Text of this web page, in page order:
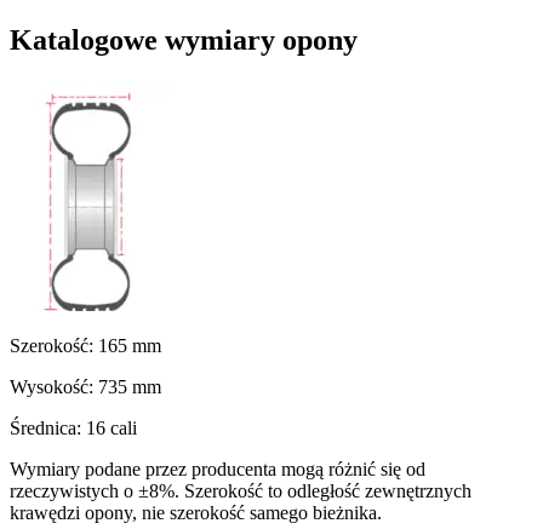
Katalogowe wymiary opony
Szerokość: 165 mm
Wysokość: 735 mm
Średnica: 16 cali
Wymiary podane przez producenta mogą różnić się od
rzeczywistych o ±8%. Szerokość to odległość zewnętrznych
krawędzi opony, nie szerokość samego bieżnika.